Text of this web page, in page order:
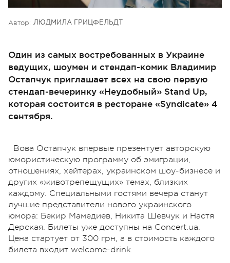
Автор: ЛЮДМИЛА ГРИЦФЕЛЬДТ
Один из самых востребованных в Украине
ведущих, шоумен и стендап-комик Владимир
Остапчук приглашает всех на свою первую
стендап-вечеринку «Неудобный» Stand Up,
которая состоится в ресторане «Syndicate» 4
сентября.
Вова Остапчук впервые презентует авторскую
юмористическую программу об эмиграции,
отношениях, хейтерах, украинском шоу-бизнесе и
других «животрепещущих» темах, близких
каждому. Специальными гостями вечера станут
лучшие представители нового украинского
юмора: Бекир Мамедиев, Никита Шевчук и Настя
Дерская. Билеты уже доступны на Concert.ua.
Цена стартует от 300 грн, а в стоимость каждого
билета входит welcome-drink.